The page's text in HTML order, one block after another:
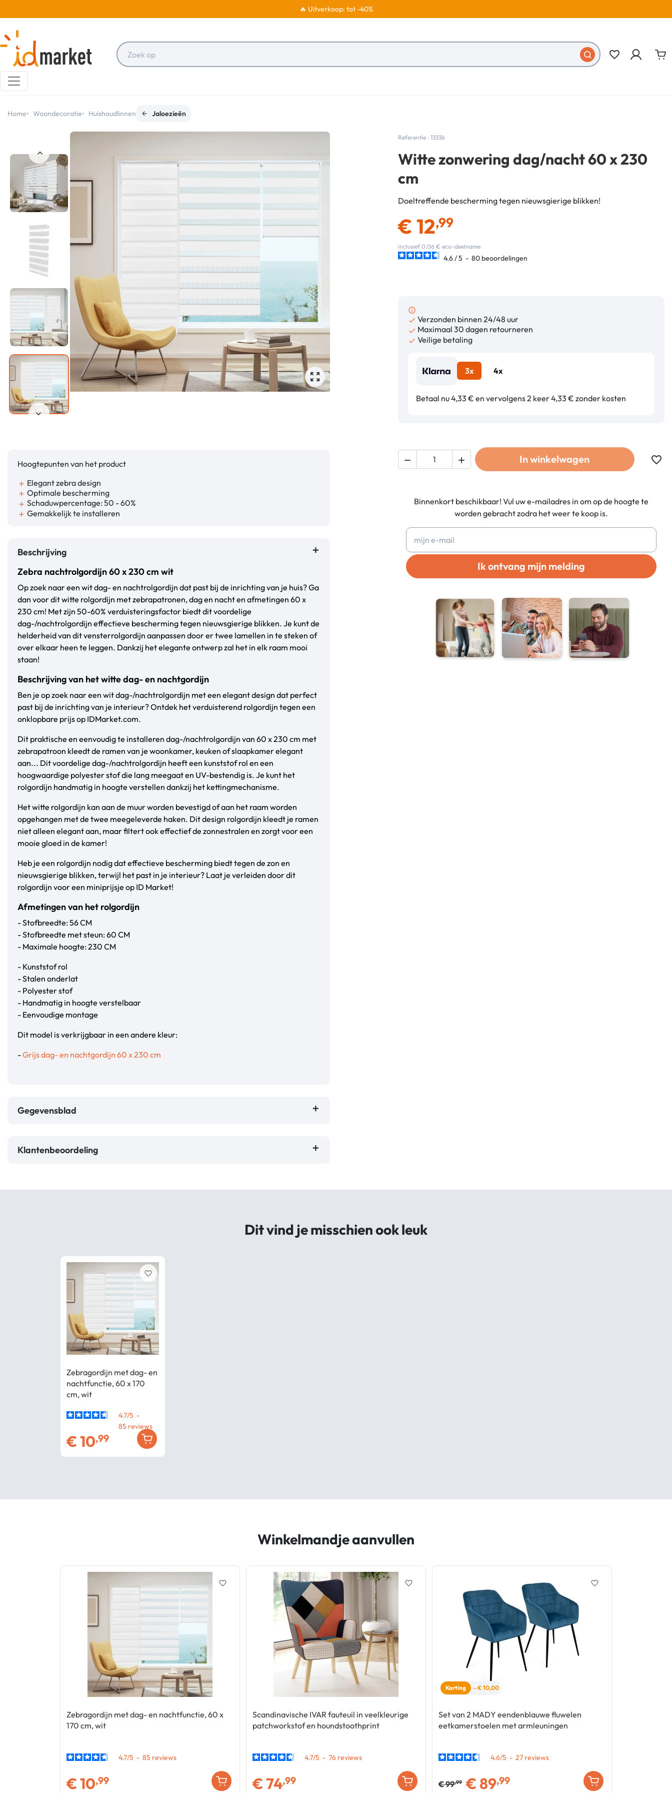
🔥 Uitverkoop: tot -40%
favorite_border
Home Woondecoratie Huishoudlinnen Jaloezieën
Hoogtepunten van het product
add Elegant zebra design
add Optimale bescherming
add Schaduwpercentage: 50 - 60%
add Gemakkelijk te installeren
Beschrijving
Zebra nachtrolgordijn 60 x 230 cm wit
Op zoek naar een wit dag- en nachtrolgordijn dat past bij de inrichting van je huis? Ga
dan voor dit witte rolgordijn met zebrapatronen, dag en nacht en afmetingen 60 x
230 cm! Met zijn 50-60% verduisteringsfactor biedt dit voordelige
dag-/nachtrolgordijn effectieve bescherming tegen nieuwsgierige blikken. Je kunt de
helderheid van dit vensterrolgordijn aanpassen door er twee lamellen in te steken of
over elkaar heen te leggen. Dankzij het elegante ontwerp zal het in elk raam mooi
staan!
Beschrijving van het witte dag- en nachtgordijn
Ben je op zoek naar een wit dag-/nachtrolgordijn met een elegant design dat perfect
past bij de inrichting van je interieur? Ontdek het verduisterend rolgordijn tegen een
onklopbare prijs op IDMarket.com.
Dit praktische en eenvoudig te installeren dag-/nachtrolgordijn van 60 x 230 cm met
zebrapatroon kleedt de ramen van je woonkamer, keuken of slaapkamer elegant
aan... Dit voordelige dag-/nachtrolgordijn heeft een kunststof rol en een
hoogwaardige polyester stof die lang meegaat en UV-bestendig is. Je kunt het
rolgordijn handmatig in hoogte verstellen dankzij het kettingmechanisme.
Het witte rolgordijn kan aan de muur worden bevestigd of aan het raam worden
opgehangen met de twee meegeleverde haken. Dit design rolgordijn kleedt je ramen
niet alleen elegant aan, maar filtert ook effectief de zonnestralen en zorgt voor een
mooie gloed in de kamer!
Heb je een rolgordijn nodig dat effectieve bescherming biedt tegen de zon en
nieuwsgierige blikken, terwijl het past in je interieur? Laat je verleiden door dit
rolgordijn voor een miniprijsje op ID Market!
Afmetingen van het rolgordijn
- Stofbreedte: 56 CM
- Stofbreedte met steun: 60 CM
- Maximale hoogte: 230 CM
- Kunststof rol
- Stalen onderlat
- Polyester stof
- Handmatig in hoogte verstelbaar
- Eenvoudige montage
Dit model is verkrijgbaar in een andere kleur:
-Grijs dag- en nachtgordijn 60 x 230 cm
Gegevensblad
Klantenbeoordeling
Referentie : 13336
Witte zonwering dag/nacht 60 x 230
cm
Doeltreffende bescherming tegen nieuwsgierige blikken!
€ 12,99
inclusief 0.06 € eco-deelname
4.6/5 - 80 beoordelingen
info_outline
 Verzonden binnen 24/48 uur
 Maximaal 30 dagen retourneren
 Veilige betaling
3x 4x
Betaal nu 4,33 € en vervolgens 2 keer 4,33 € zonder kosten
  In winkelwagen favorite_border
Binnenkort beschikbaar! Vul uw e-mailadres in om op de hoogte te
worden gebracht zodra het weer te koop is.
Ik ontvang mijn melding
Dit vind je misschien ook leuk
Zebragordijn met dag- en
nachtfunctie, 60 x 170
cm, wit
4.7/5 -
85
€10,99
favorite_border
Winkelmandje aanvullen
Zebragordijn met dag- en nachtfunctie, 60 x
170 cm, wit
4.7/5 - 85
€10,99
favorite_border
Scandinavische IVAR fauteuil in veelkleurige
patchworkstof en houndstoothprint
4.7/5 - 76
€74,99
favorite_border
Korting - € 10,00
Set van 2 MADY eendenblauwe fluwelen
eetkamerstoelen met armleuningen
4.6/5 - 27
€99,99 €89,99
favorite_border